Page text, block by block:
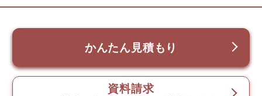
かんたん見積もり
資料請求